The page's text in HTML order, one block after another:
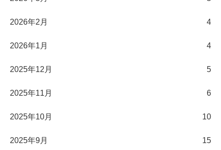
2026年2月 4
2026年1月 4
2025年12月 5
2025年11月 6
2025年10月 10
2025年9月 15